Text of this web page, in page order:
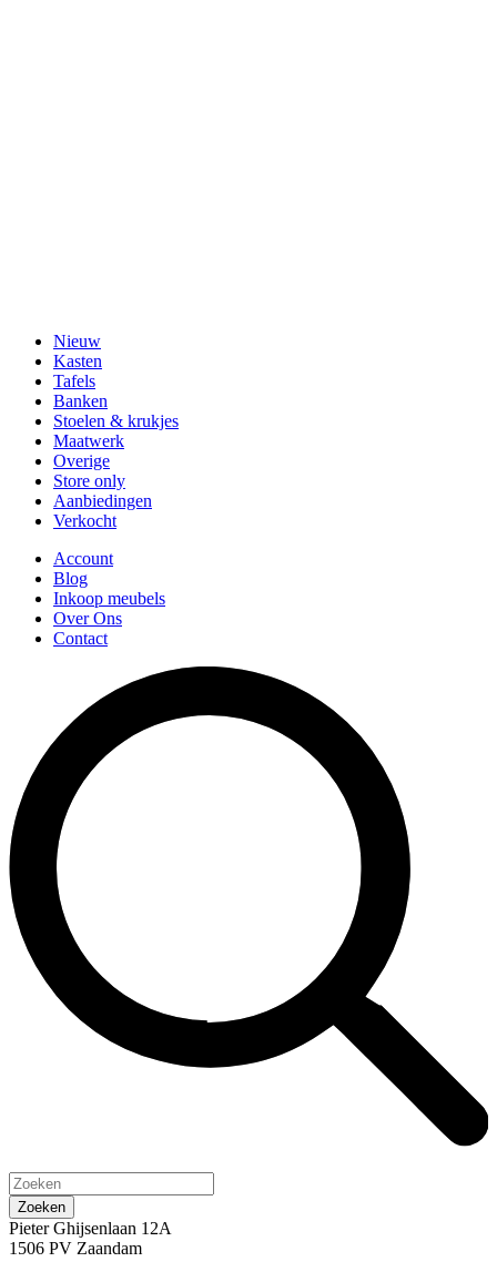
Nieuw
Kasten
Tafels
Banken
Stoelen & krukjes
Maatwerk
Overige
Store only
Aanbiedingen
Verkocht
Account
Blog
Inkoop meubels
Over Ons
Contact
Pieter Ghijsenlaan 12A
1506 PV Zaandam